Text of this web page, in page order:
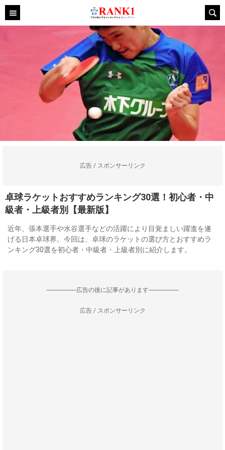
広告 / スポンサーリンク
卓球ラケットおすすめランキング30選！初心者・中
級者・上級者別【最新版】
近年、張本選手や水谷選手などの活躍により目覚ましい躍進を遂
げる日本卓球界。今回は、卓球のラケットの選び方とおすすめラ
ンキング30選を初心者・中級者・上級者別に紹介します。
--------------------広告の後に記事があります--------------------
広告 / スポンサーリンク